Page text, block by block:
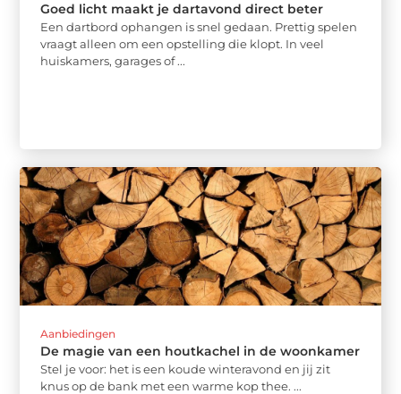
Goed licht maakt je dartavond direct beter
Een dartbord ophangen is snel gedaan. Prettig spelen
vraagt alleen om een opstelling die klopt. In veel
huiskamers, garages of ...
Aanbiedingen
De magie van een houtkachel in de woonkamer
Stel je voor: het is een koude winteravond en jij zit
knus op de bank met een warme kop thee. ...